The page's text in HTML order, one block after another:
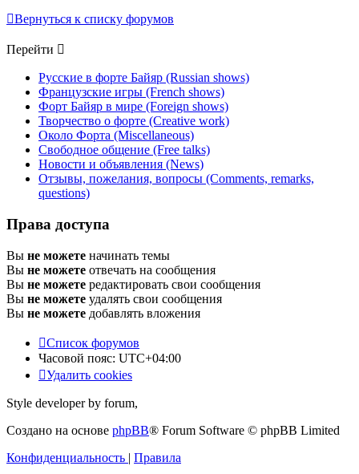
Вернуться к списку форумов
Перейти
Русские в форте Байяр (Russian shows)
Французские игры (French shows)
Форт Байяр в мире (Foreign shows)
Творчество о форте (Creative work)
Около Форта (Miscellaneous)
Свободное общение (Free talks)
Новости и объявления (News)
Отзывы, пожелания, вопросы (Comments, remarks,
questions)
Права доступа
Вы не можете начинать темы
Вы не можете отвечать на сообщения
Вы не можете редактировать свои сообщения
Вы не можете удалять свои сообщения
Вы не можете добавлять вложения
Список форумов
Часовой пояс: UTC+04:00
Удалить cookies
Style developer by forum,
Создано на основе phpBB® Forum Software © phpBB Limited
Конфиденциальность | Правила